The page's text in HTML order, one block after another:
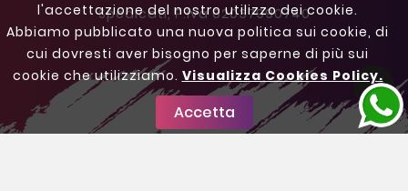
l'accettazione del nostro utilizzo dei cookie.
Abbiamo pubblicato una nuova politica sui cookie, di
cui dovresti aver bisogno per saperne di più sui
cookie che utilizziamo. Visualizza Cookies Policy.
Accetta

Spedicati, P.iva 02037990740